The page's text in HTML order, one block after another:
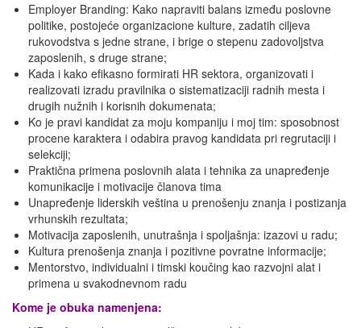
Employer Branding: Kako napraviti balans između poslovne
politike, postojeće organizacione kulture, zadatih ciljeva
rukovodstva s jedne strane, i brige o stepenu zadovoljstva
zaposlenih, s druge strane;
Kada i kako efikasno formirati HR sektora, organizovati i
realizovati izradu pravilnika o sistematizaciji radnih mesta i
drugih nužnih i korisnih dokumenata;
Ko je pravi kandidat za moju kompaniju i moj tim: sposobnost
procene karaktera i odabira pravog kandidata pri regrutaciji i
selekciji;
Praktična primena poslovnih alata i tehnika za unapređenje
komunikacije i motivacije članova tima
Unapređenje liderskih veština u prenošenju znanja i postizanja
vrhunskih rezultata;
Motivacija zaposlenih, unutrašnja i spoljašnja: izazovi u radu;
Kultura prenošenja znanja i pozitivne povratne informacije;
Mentorstvo, individualni i timski koučing kao razvojni alat i
primena u svakodnevnom radu
Kome je obuka namenjena: